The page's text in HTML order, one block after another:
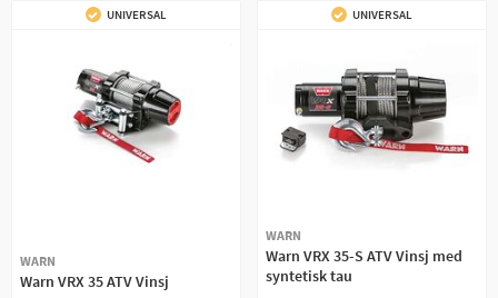
UNIVERSAL
WARN
Warn VRX 35 ATV Vinsj
UNIVERSAL
WARN
Warn VRX 35-S ATV Vinsj med
syntetisk tau